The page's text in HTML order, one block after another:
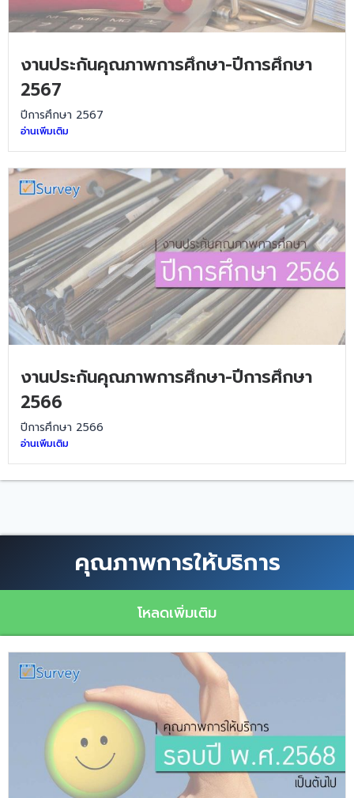
งานประกันคุณภาพการศึกษา-ปีการศึกษา
2567
ปีการศึกษา 2567
อ่านเพิ่มเติม
งานประกันคุณภาพการศึกษา-ปีการศึกษา
2566
ปีการศึกษา 2566
อ่านเพิ่มเติม
คุณภาพการให้บริการ
โหลดเพิ่มเติม